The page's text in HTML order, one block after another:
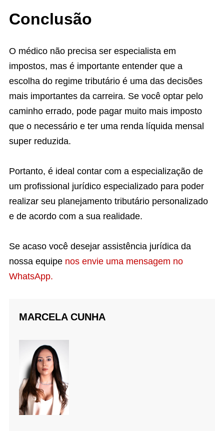
Conclusão
O médico não precisa ser especialista em
impostos, mas é importante entender que a
escolha do regime tributário é uma das decisões
mais importantes da carreira. Se você optar pelo
caminho errado, pode pagar muito mais imposto
que o necessário e ter uma renda líquida mensal
super reduzida.
Portanto, é ideal contar com a especialização de
um profissional jurídico especializado para poder
realizar seu planejamento tributário personalizado
e de acordo com a sua realidade.
Se acaso você desejar assistência jurídica da
nossa equipe nos envie uma mensagem no
WhatsApp.
MARCELA CUNHA